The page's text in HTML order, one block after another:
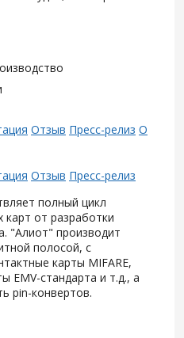
Отзыв Пресс-релиз О
Отзыв Пресс-релиз
полный цикл
карт от разработки
"Алиот" производит
полосой, с
карты MIFARE,
EMV-стандарта и т.д., а
pin-конвертов.